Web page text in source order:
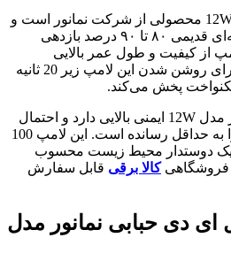
ال ای دی حبابی مدل 12W محصولی از شرکت نمانور است و
در مقایسه با لامپ‌های رشته‌ای قدیمی ۸۰ تا ۹۰ درصد بازدهی
از کیفیت و طول عمر بالایی
برخوردار است. زمان لازم برای روشن شدن این لامپ زیر 20 ثانیه
پخش می‌کند.
لامپ ال ای دی حبابی نمانور مدل 12W ایمنی بالایی دارد و احتمال
برق گرفتگی و آتش‌سوزی را به حداقل رسانده است. این لامپ 100
یک دوستدار محیط زیست محسوب
فروشگاهیکالا برقی قابل سفارش
دی حبابی نمانور مدل